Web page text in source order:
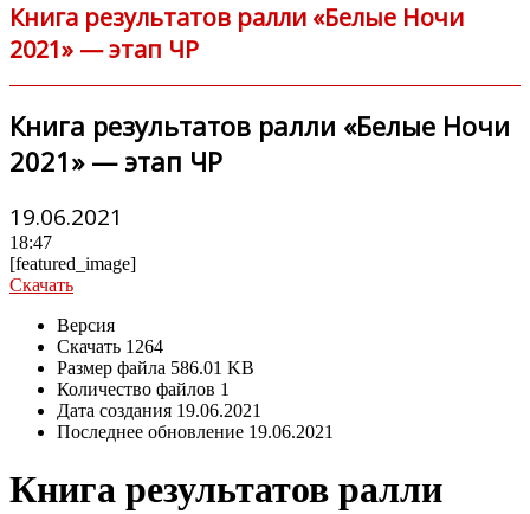
Книга результатов ралли «Белые Ночи
2021» — этап ЧР
Книга результатов ралли «Белые Ночи
2021» — этап ЧР
19.06.2021
18:47
[featured_image]
Скачать
Версия
Скачать 1264
Размер файла 586.01 KB
Количество файлов 1
Дата создания 19.06.2021
Последнее обновление 19.06.2021
Книга результатов ралли